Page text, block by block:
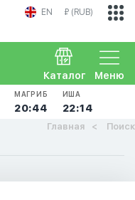
EN ₽ (RUB)
Меню
Каталог
МАГРИБ
20:44
ИША
22:14
Главная Поиск